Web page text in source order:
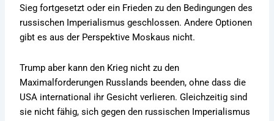
Sieg fortgesetzt oder ein Frieden zu den Bedingungen des
russischen Imperialismus geschlossen. Andere Optionen
gibt es aus der Perspektive Moskaus nicht.
Trump aber kann den Krieg nicht zu den
Maximalforderungen Russlands beenden, ohne dass die
USA international ihr Gesicht verlieren. Gleichzeitig sind
sie nicht fähig, sich gegen den russischen Imperialismus